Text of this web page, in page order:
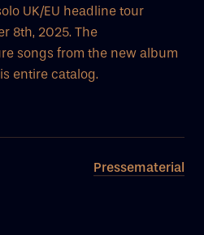
UK/EU headline tour
8th, 2025. The
songs from the new album
entire catalog.
Pressematerial